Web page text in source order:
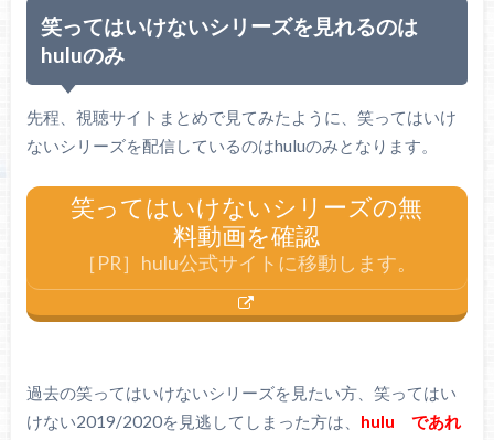
笑ってはいけないシリーズを見れるのは
huluのみ
先程、視聴サイトまとめで見てみたように、笑ってはいけ
ないシリーズを配信しているのはhuluのみとなります。
笑ってはいけないシリーズの無
料動画を確認
［PR］hulu公式サイトに移動します。
過去の笑ってはいけないシリーズを見たい方、笑ってはい
けない2019/2020を見逃してしまった方は、 hulu であれ